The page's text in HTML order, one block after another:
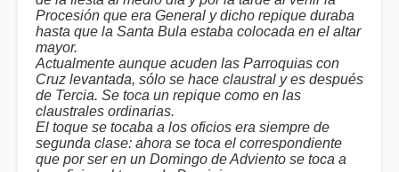
Procesión que era General y dicho repique duraba
hasta que la Santa Bula estaba colocada en el altar
mayor.
Actualmente aunque acuden las Parroquias con
Cruz levantada, sólo se hace claustral y es después
de Tercia. Se toca un repique como en las
claustrales ordinarias.
El toque se tocaba a los oficios era siempre de
segunda clase: ahora se toca el correspondiente
que por ser en un Domingo de Adviento se toca a